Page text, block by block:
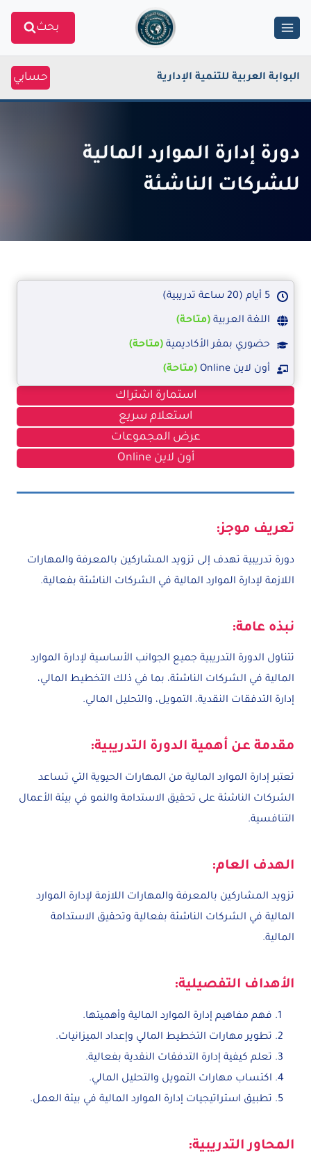
بحث
البوابة العربية للتنمية الإدارية حسابي
دورة إدارة الموارد المالية
للشركات الناشئة
5 أيام (20 ساعة تدريبية)
اللغة العربية (متاحة)
حضوري بمقر الأكاديمية (متاحة)
أون لاين Online (متاحة)
استمارة اشتراك
استعلام سريع
عرض المجموعات
أون لاين Online
تعريف موجز:
دورة تدريبية تهدف إلى تزويد المشاركين بالمعرفة والمهارات
اللازمة لإدارة الموارد المالية في الشركات الناشئة بفعالية.
نبذه عامة:
تتناول الدورة التدريبية جميع الجوانب الأساسية لإدارة الموارد
المالية في الشركات الناشئة، بما في ذلك التخطيط المالي،
إدارة التدفقات النقدية، التمويل، والتحليل المالي.
مقدمة عن أهمية الدورة التدريبية:
تعتبر إدارة الموارد المالية من المهارات الحيوية التي تساعد
الشركات الناشئة على تحقيق الاستدامة والنمو في بيئة الأعمال
التنافسية.
الهدف العام:
تزويد المشاركين بالمعرفة والمهارات اللازمة لإدارة الموارد
المالية في الشركات الناشئة بفعالية وتحقيق الاستدامة
المالية.
الأهداف التفصيلية:
فهم مفاهيم إدارة الموارد المالية وأهميتها.
تطوير مهارات التخطيط المالي وإعداد الميزانيات.
تعلم كيفية إدارة التدفقات النقدية بفعالية.
اكتساب مهارات التمويل والتحليل المالي.
تطبيق استراتيجيات إدارة الموارد المالية في بيئة العمل.
المحاور التدريبية: